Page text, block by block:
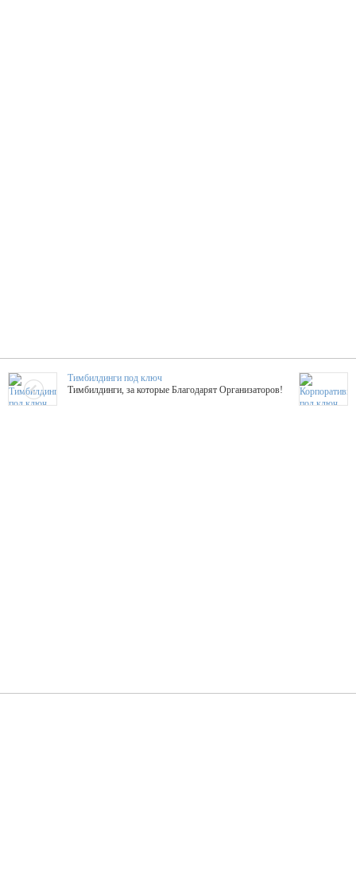
Тимбилдинги под ключ
Тимбилдинги, за которые Благодарят Организаторов!